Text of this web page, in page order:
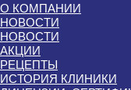
О КОМПАНИИ
НОВОСТИ
НОВОСТИ
АКЦИИ
РЕЦЕПТЫ
ИСТОРИЯ КЛИНИКИ